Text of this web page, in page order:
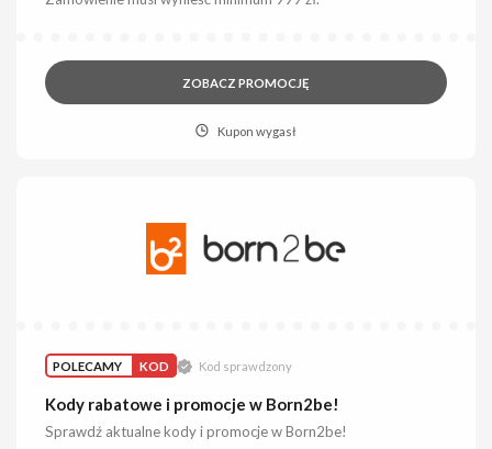
ZOBACZ PROMOCJĘ
Kupon wygasł
POLECAMY KOD Kod sprawdzony
Kody rabatowe i promocje w Born2be!
Sprawdź aktualne kody i promocje w Born2be!